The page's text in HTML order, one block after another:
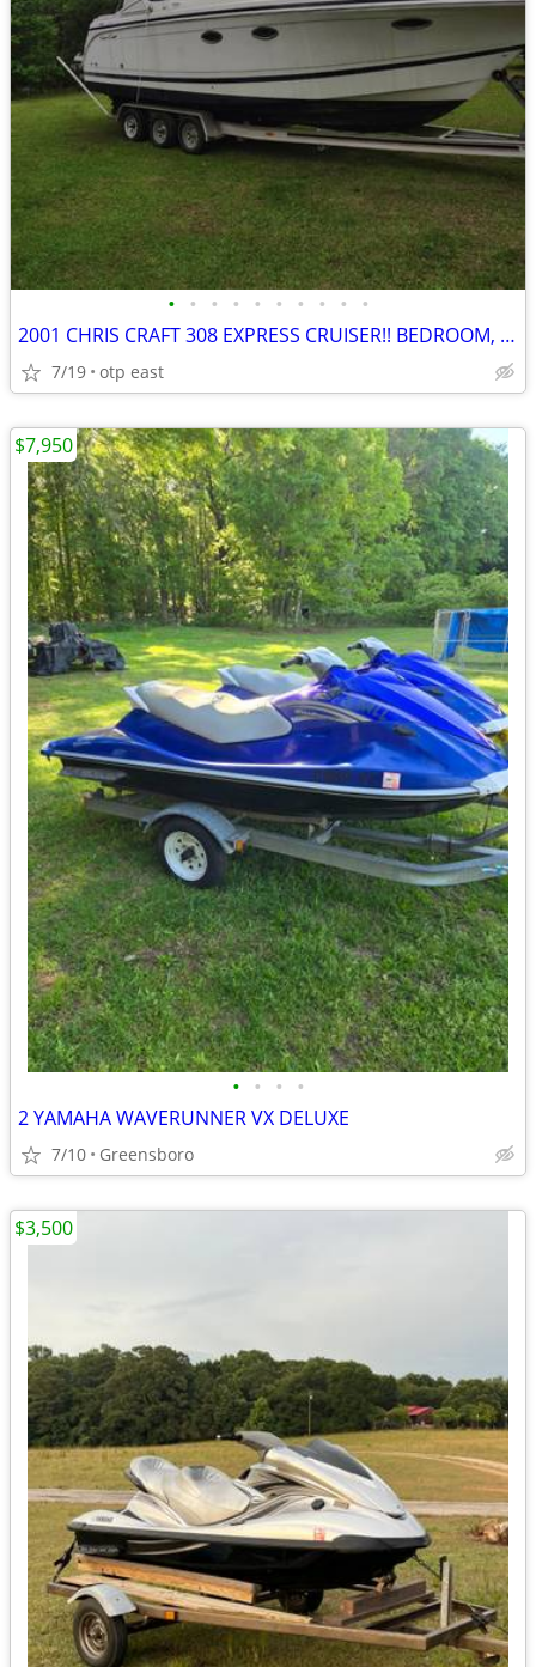
• • • • • • • • • •
2001 CHRIS CRAFT 308 EXPRESS CRUISER!! BEDROOM, BATHROOM SND KITCHEN!!
7/19 otp east
• • • •
2 YAMAHA WAVERUNNER VX DELUXE
7/10 Greensboro
$7,950
$3,500